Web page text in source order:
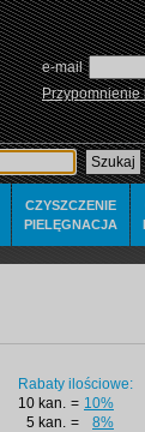
e-mail
Przypomnienie
CZYSZCZENIE
PIELĘGNACJA
Rabaty ilościowe:
10 kan. = 10%
5 kan. =
8%